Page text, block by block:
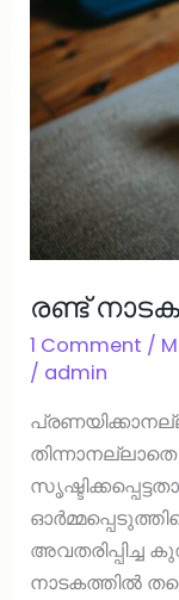
രണ്ട്
1 Comment /
/ admin
അവതരിപ്പിച്ച
നാടകത്തില്‍